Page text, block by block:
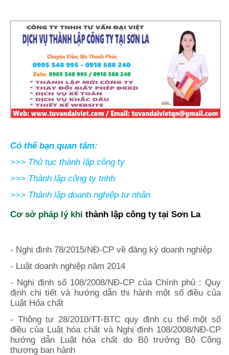
Có thể bạn quan tâm:
>>> Thủ tục thành lập công ty
>>> Thành lập công ty tnhh
>>> Thành lập doanh nghiệp tư nhân
Cơ sở pháp lý khi thành lập công ty tại Sơn La
- Nghị định 78/2015/NĐ-CP về đăng ký doanh nghiệp
- Luật doanh nghiệp năm 2014
- Nghị định số 108/2008/NĐ-CP của Chính phủ : Quy
định chi tiết và hướng dẫn thi hành một số điều của
Luật Hóa chất
- Thông tư 28/2010/TT-BTC quy định cụ thể một số
điều của Luật hóa chất và Nghị định 108/2008/NĐ-CP
hướng dẫn Luật hóa chất do Bộ trưởng Bộ Công
thương ban hành